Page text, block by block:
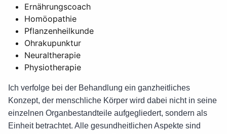
Ernährungscoach
Homöopathie
Pflanzenheilkunde
Ohrakupunktur
Neuraltherapie
Physiotherapie
Ich verfolge bei der Behandlung ein ganzheitliches
Konzept, der menschliche Körper wird dabei nicht in seine
einzelnen Organbestandteile aufgegliedert, sondern als
Einheit betrachtet. Alle gesundheitlichen Aspekte sind